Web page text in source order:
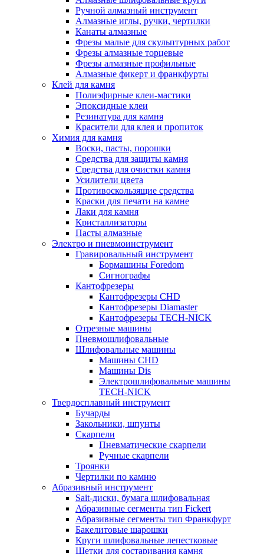
Ручной алмазный инструмент
Алмазные иглы, ручки, чертилки
Канаты алмазные
Фрезы малые для скульптурных работ
Фрезы алмазные торцевые
Фрезы алмазные профильные
Алмазные фикерт и франкфурты
Клей для камня
Полиэфирные клеи-мастики
Эпоксидные клеи
Резинатура для камня
Красители для клея и пропиток
Химия для камня
Воски, пасты, порошки
Средства для защиты камня
Средства для очистки камня
Усилители цвета
Противоскользящие средства
Краски для печати на камне
Лаки для камня
Кристаллизаторы
Пасты алмазные
Электро и пневмоинструмент
Гравировальный инструмент
Бормашины Foredom
Сигнографы
Кантофрезеры
Кантофрезеры CHD
Кантофрезеры Diamaster
Кантофрезеры TECH-NICK
Отрезные машины
Пневмошлифовальные
Шлифовальные машины
Машины CHD
Машины Dis
Электрошлифовальные машины
TECH-NICK
Твердосплавный инструмент
Бучарды
Закольники, шпунты
Скарпели
Пневматические скарпели
Ручные скарпели
Троянки
Чертилки по камню
Абразивный инструмент
Sait-диски, бумага шлифовальная
Абразивные сегменты тип Fickert
Абразивные сегменты тип Франкфурт
Бакелитовые шарошки
Круги шлифовальные лепестковые
Щетки для состаривания камня